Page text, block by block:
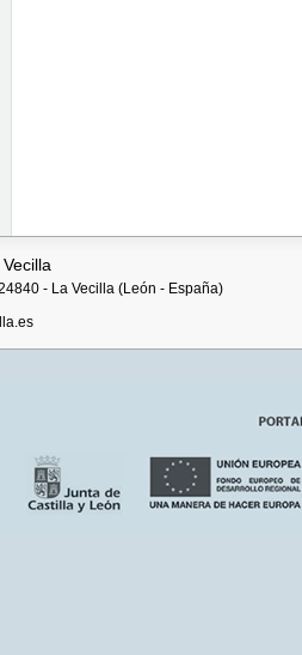
- La Vecilla (León - España)